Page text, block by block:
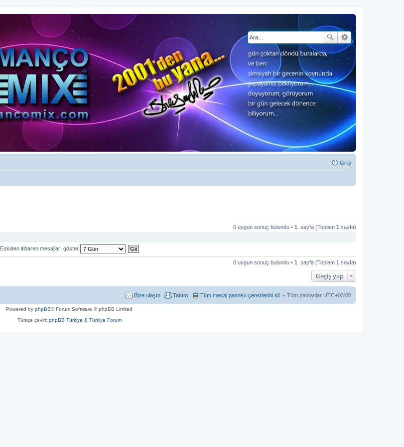
Giriş
0 uygun sonuç bulundu • 1 . sayfa (Toplam 1 sayfa)
Eskiden itibaren mesajları göster
0 uygun sonuç bulundu • 1 . sayfa (Toplam 1 sayfa)
Geçiş yap
Tüm zamanlar UTC+03:00
Tüm mesaj panosu çerezlerini sil
Takım
Bize ulaşın
Powered by phpBB® Forum Software © phpBB Limited
Türkçe çeviri: phpBB Türkiye & Türkiye Forum